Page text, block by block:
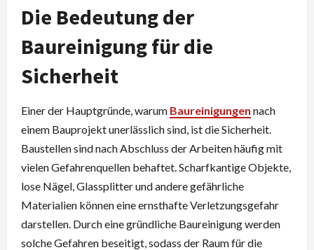
Die Bedeutung der
Baureinigung für die
Sicherheit
Einer der Hauptgründe, warum Baureinigungen nach
einem Bauprojekt unerlässlich sind, ist die Sicherheit.
Baustellen sind nach Abschluss der Arbeiten häufig mit
vielen Gefahrenquellen behaftet. Scharfkantige Objekte,
lose Nägel, Glassplitter und andere gefährliche
Materialien können eine ernsthafte Verletzungsgefahr
darstellen. Durch eine gründliche Baureinigung werden
solche Gefahren beseitigt, sodass der Raum für die